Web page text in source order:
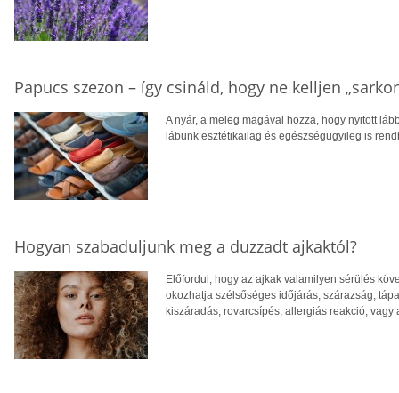
Papucs szezon – így csináld, hogy ne kelljen
A nyár, a meleg magával hozza, hogy nyitott
lábunk esztétikailag és egészségügyileg is
Hogyan szabaduljunk meg a duzzadt ajkaktól?
Előfordul, hogy az ajkak valamilyen sérülés
okozhatja szélsőséges időjárás, szárazság,
kiszáradás, rovarcsípés, allergiás reakció,